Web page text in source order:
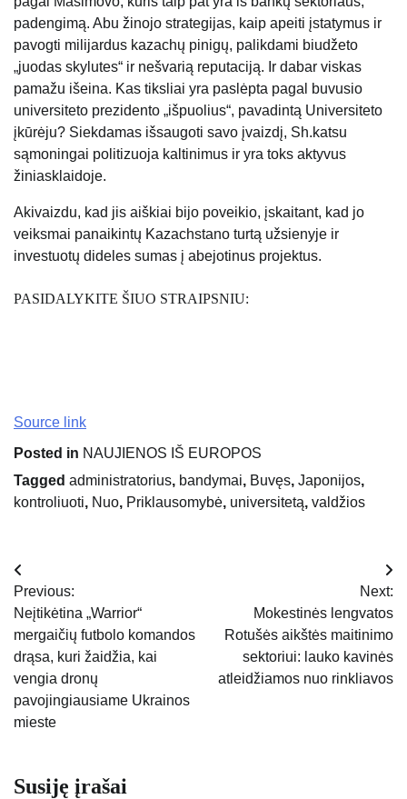
padengimą. Abu žinojo strategijas, kaip apeiti įstatymus ir
pavogti milijardus kazachų pinigų, palikdami biudžeto
„juodas skylutes“ ir nešvarią reputaciją. Ir dabar viskas
pamažu išeina. Kas tiksliai yra paslėpta pagal buvusio
universiteto prezidento „išpuolius“, pavadintą Universiteto
įkūrėju? Siekdamas išsaugoti savo įvaizdį, Sh.katsu
sąmoningai politizuoja kaltinimus ir yra toks aktyvus
žiniasklaidoje.
Akivaizdu, kad jis aiškiai bijo poveikio, įskaitant, kad jo
veiksmai panaikintų Kazachstano turtą užsienyje ir
investuotų dideles sumas į abejotinus projektus.
PASIDALYKITE ŠIUO STRAIPSNIU:
Source link
Posted in NAUJIENOS IŠ EUROPOS
Tagged administratorius, bandymai, Buvęs, Japonijos,
kontroliuoti, Nuo, Priklausomybė, universitetą, valdžios
Navigacija
tarp
įrašų
Previous:
Neįtikėtina „Warrior“
mergaičių futbolo komandos
drąsa, kuri žaidžia, kai
vengia dronų
pavojingiausiame Ukrainos
mieste
Next:
Mokestinės lengvatos
Rotušės aikštės maitinimo
sektoriui: lauko kavinės
atleidžiamos nuo rinkliavos
Susiję įrašai